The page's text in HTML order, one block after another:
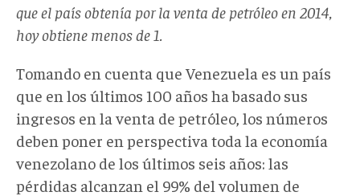
que el país obtenía por la venta de petróleo en 2014,
hoy obtiene menos de 1.
Tomando en cuenta que Venezuela es un país
que en los últimos 100 años ha basado sus
ingresos en la venta de petróleo, los números
deben poner en perspectiva toda la economía
venezolano de los últimos seis años: las
pérdidas alcanzan el 99% del volumen de